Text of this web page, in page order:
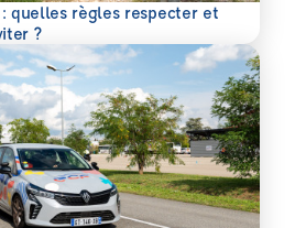
quelles règles respecter et
?